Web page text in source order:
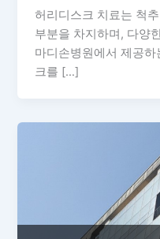
허리디스크 치료는 척
부분을 차지하며, 다양
마디손병원에서 제공
크를 […]